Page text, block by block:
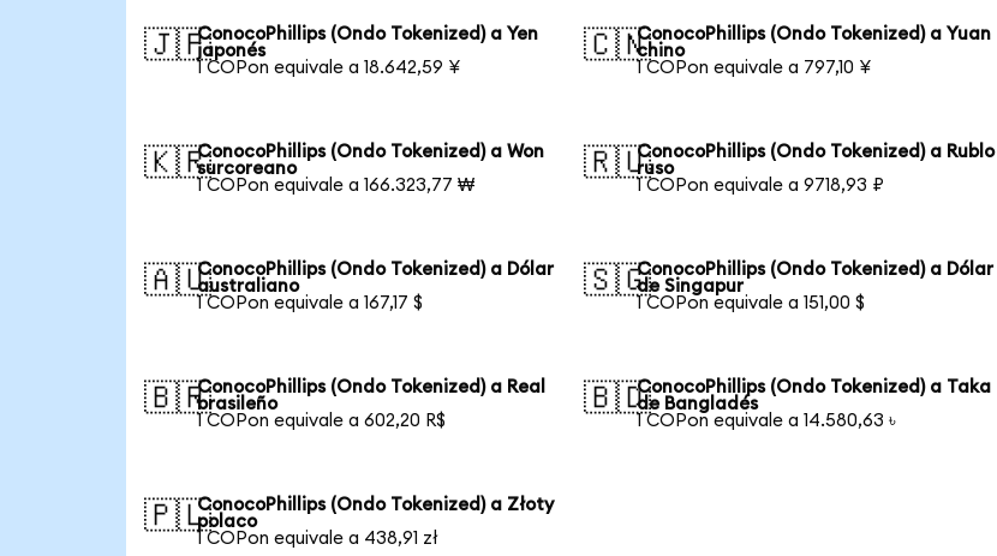
🇯🇵ConocoPhillips (Ondo Tokenized) a Yen
japonés
1 COPon equivale a 18.642,59 ¥
🇨🇳ConocoPhillips (Ondo Tokenized) a Yuan
chino
1 COPon equivale a 797,10 ¥
🇰🇷ConocoPhillips (Ondo Tokenized) a Won
surcoreano
1 COPon equivale a 166.323,77 ₩
🇷🇺ConocoPhillips (Ondo Tokenized) a Rublo
ruso
1 COPon equivale a 9718,93 ₽
🇦🇺ConocoPhillips (Ondo Tokenized) a Dólar
australiano
1 COPon equivale a 167,17 $
🇸🇬ConocoPhillips (Ondo Tokenized) a Dólar
de Singapur
1 COPon equivale a 151,00 $
🇧🇷ConocoPhillips (Ondo Tokenized) a Real
brasileño
1 COPon equivale a 602,20 R$
🇧🇩ConocoPhillips (Ondo Tokenized) a Taka
de Bangladés
1 COPon equivale a 14.580,63 ৳
🇵🇱ConocoPhillips (Ondo Tokenized) a Złoty
polaco
1 COPon equivale a 438,91 zł